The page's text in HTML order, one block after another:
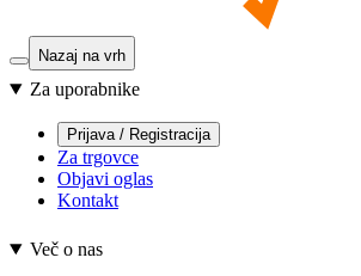
Nazaj na vrh
Za uporabnike
Prijava / Registracija
Za trgovce
Objavi oglas
Kontakt
Več o nas